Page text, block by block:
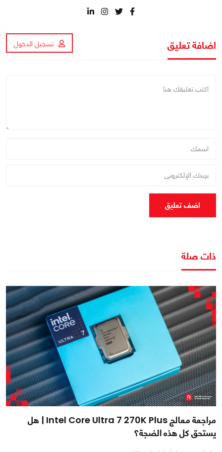
اضافة تعليق تسجيل الدخول
اضف تعليق
ذات صلة
مراجعة معالج Intel Core Ultra 7 270K Plus | هل
يستحق كل هذه الضجة؟